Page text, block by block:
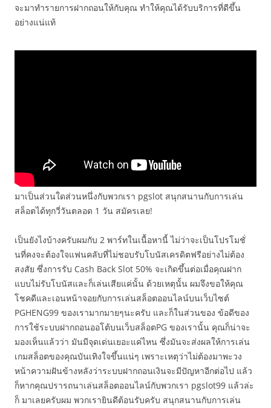
จะมาทำรายการฝากถอนให้กับคุณ ทำให้คุณได้รับบริการที่ดีขึ้น
อย่างแน่แท้
มาเป็นส่วนใดส่วนหนึ่งกับพวกเรา pgslot สนุกสนานกับการเล่น
สล็อตได้ทุกวี่วันตลอด 1 วัน สมัครเลย!
เป็นยังไงบ้างครับผมกับ 2 พาร์ทในเนื้อหานี้ ไม่ว่าจะเป็นโปรโมชั่
นที่คงจะต้องใจแฟนคลับที่ไม่ชอบรับโบนัสเครดิตฟรีอย่างไม่ต้อง
สงสัย ซึ่งการรับ Cash Back Slot 50% จะเกิดขึ้นต่อเมื่อคุณฝาก
แบบไม่รับโบนัสและก็เล่นเสียแค่นั้น ด้วยเหตุนั้น ผมจึงขอให้คุณ
โชคดีและเอนหน้าจอยกับการเล่นสล็อตออนไลน์บนเว็บไซต์
PGHENG99 ของเรามากมายๆนะครับ และก็ในส่วนของ ข้อดีของ
การใช้ระบบฝากถอนออโต้บนเว็บสล็อตPG ของเรานั้น คุณก็น่าจะ
มองเห็นแล้วว่า มันมีจุดเด่นเยอะแค่ไหน ซึ่งมันจะส่งผลให้การเล่น
เกมสล็อตของคุณบันเทิงใจขึ้นแน่ๆ เพราะเหตุว่าไม่ต้องมาพะวง
หน้าความฝันข้างหลังว่าระบบฝากถอนเงินจะมีปัญหาอีกต่อไป แล้ว
ก็หากคุณปรารถนาเล่นสล็อตออนไลน์กับพวกเรา pgslot99 แล้วล่ะ
ก็ มาเลยครับผม พวกเรายินดีต้อนรับครับ สนุกสนานกับการเล่น